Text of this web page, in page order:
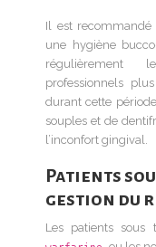
Il est
une hygiène
régulièrement
professionnels
durant cette
souples et de
l’inconfort gingival.
Patients
gestion du
Les patients sous